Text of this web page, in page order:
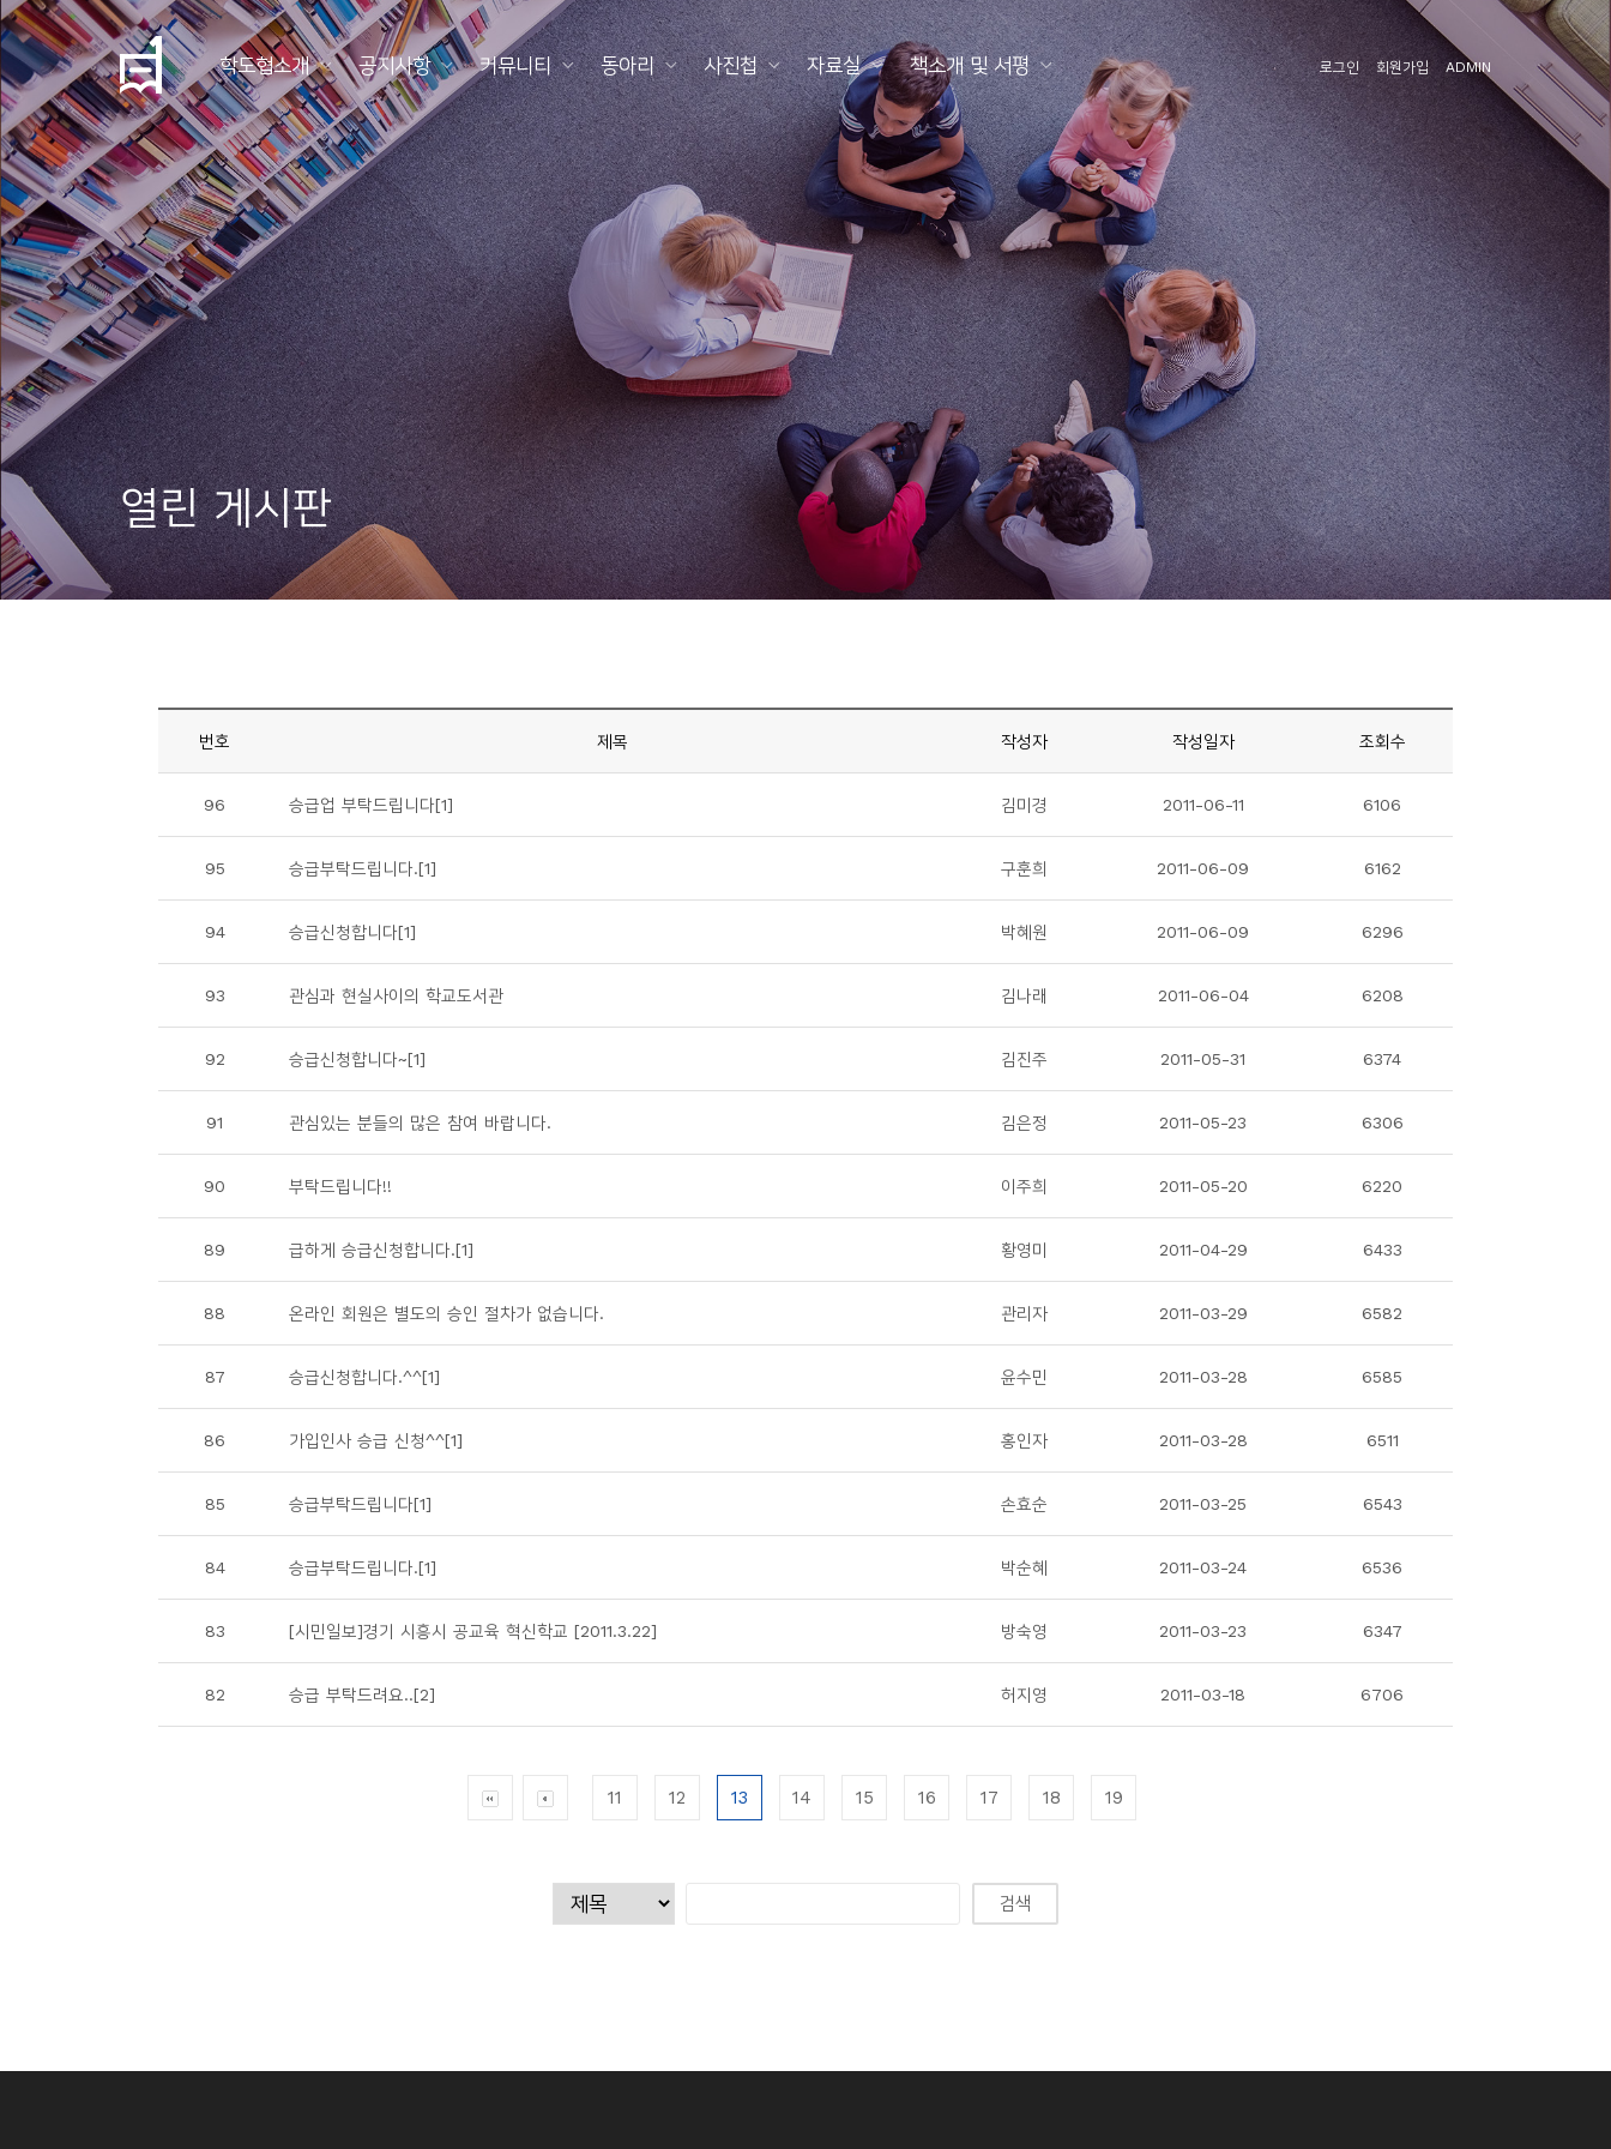
학도협소개 공지사항 커뮤니티 동아리 사진첩 자료실 책소개 및 서평 로그인 회원가입 ADMIN
열린 게시판
번호 제목 작성자 작성일자 조회수
96 승급업 부탁드립니다[1] 김미경 2011-06-11 6106
95 승급부탁드립니다.[1] 구훈희 2011-06-09 6162
94 승급신청합니다[1] 박혜원 2011-06-09 6296
93 관심과 현실사이의 학교도서관 김나래 2011-06-04 6208
92 승급신청합니다~[1] 김진주 2011-05-31 6374
91 관심있는 분들의 많은 참여 바랍니다. 김은정 2011-05-23 6306
90 부탁드립니다!! 이주희 2011-05-20 6220
89 급하게 승급신청합니다.[1] 황영미 2011-04-29 6433
88 온라인 회원은 별도의 승인 절차가 없습니다. 관리자 2011-03-29 6582
87 승급신청합니다.^^[1] 윤수민 2011-03-28 6585
86 가입인사 승급 신청^^[1] 홍인자 2011-03-28 6511
85 승급부탁드립니다[1] 손효순 2011-03-25 6543
84 승급부탁드립니다.[1] 박순혜 2011-03-24 6536
83 [시민일보]경기 시흥시 공교육 혁신학교 [2011.3.22] 방숙영 2011-03-23 6347
82 승급 부탁드려요..[2] 허지영 2011-03-18 6706
11 12 13 14 15 16 17 18 19
학
도
협
소
개
공
지
사
항
커
니
티